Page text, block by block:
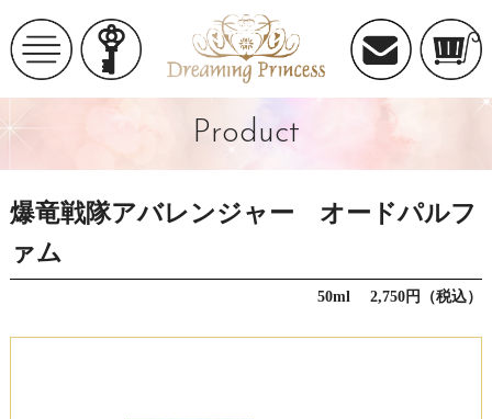
Product
爆竜戦隊アバレンジャー オードパルフ
ァム
50ml 2,750円（税込）